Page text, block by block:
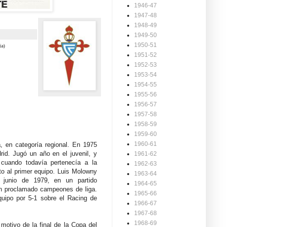
en categoría regional. En 1975
Jugó un año en el juvenil, y
todavía pertenecía a la
al primer equipo. Luis Molowny
de 1979, en un partido
campeones de liga.
por 5-1 sobre el Racing de
de la final de la Copa del
1946-47
1947-48
1948-49
1949-50
1950-51
1951-52
1952-53
1953-54
1954-55
1955-56
1956-57
1957-58
1958-59
1959-60
1960-61
1961-62
1962-63
1963-64
1964-65
1965-66
1966-67
1967-68
1968-69